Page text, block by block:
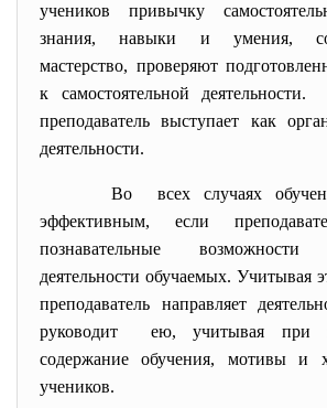
учеников привычку
знания, навыки и умения,
мастерство, проверяют
к самостоятельной
преподаватель выступает как
деятельности.
Во всех случаях
эффективным, если
познавательные
деятельности обучаемых. Учитывая
преподаватель направляет
руководит ею, учитывая при
содержание обучения, мотивы и
учеников.